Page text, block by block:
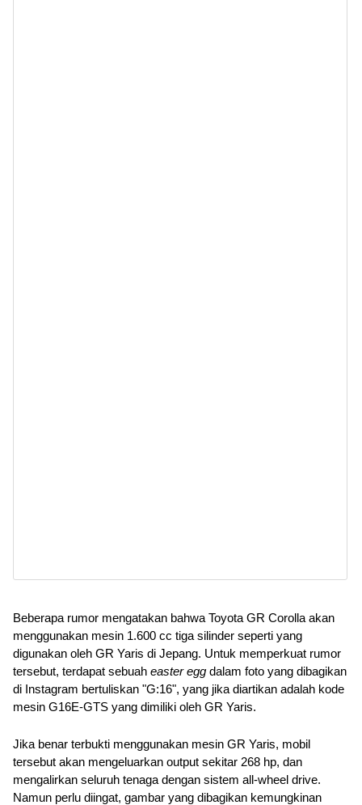
Beberapa rumor mengatakan bahwa Toyota GR Corolla akan
menggunakan mesin 1.600 cc tiga silinder seperti yang
digunakan oleh GR Yaris di Jepang. Untuk memperkuat rumor
tersebut, terdapat sebuah easter egg dalam foto yang dibagikan
di Instagram bertuliskan "G:16", yang jika diartikan adalah kode
mesin G16E-GTS yang dimiliki oleh GR Yaris.
Jika benar terbukti menggunakan mesin GR Yaris, mobil
tersebut akan mengeluarkan output sekitar 268 hp, dan
mengalirkan seluruh tenaga dengan sistem all-wheel drive.
Namun perlu diingat, gambar yang dibagikan kemungkinan